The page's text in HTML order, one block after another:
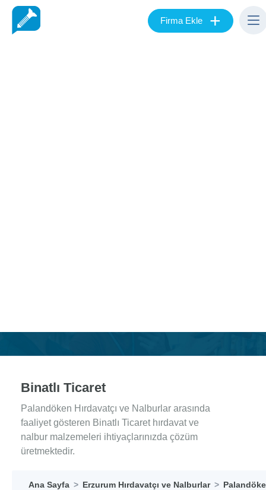
Firma Ekle +
Binatlı Ticaret
Palandöken Hırdavatçı ve Nalburlar arasında
faaliyet gösteren Binatlı Ticaret hırdavat ve
nalbur malzemeleri ihtiyaçlarınızda çözüm
üretmektedir.
Ana Sayfa Erzurum Hırdavatçı ve Nalburlar